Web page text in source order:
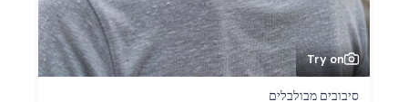
Try on
סיבובים מבולבלים